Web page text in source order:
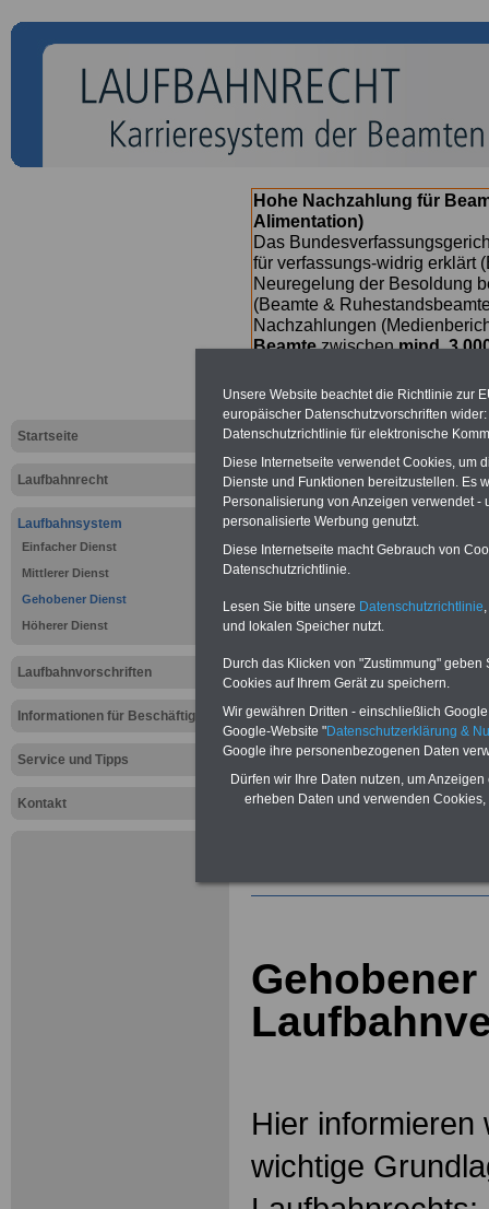
Startseite
Laufbahnrecht
Laufbahnsystem
Einfacher Dienst
Mittlerer Dienst
Gehobener Dienst
Höherer Dienst
Laufbahnvorschriften
Informationen für Beschäftigte
Service und Tipps
Kontakt
Hohe Nachzahlung für
Alimentation)
Das
für verfassungs-widrig erklärt
Neuregelung der Besoldung
(Beamte &
Nachzahlungen
Beamtezwischenmind.
dem Beschluss des
wird - im II. Quartal.2026 >>>
nur 22,50 Euro: Wissenswertesfür
Beamtinnen und Beamte,
sowieBeihilferechtin Bund und
Ländern. Alle drei Bücher sind
auch komplizierte Sachverhalte
verständlich (das wichtige und
ABO fürMitar-beiterinnen und
Mitarbeiter der öffentlichen
Verwaltung).
Hier informieren
wichtige
Unsere Website beachtet die Richtlinie zur
europäischer Datenschutzvorschriften
Datenschutzrichtlinie für elektronische
Diese Internetseite verwendet Cookies, um
Dienste und Funktionen bereitzustellen. Es
Personalisierung von Anzeigen verwendet
personalisierte Werbung genutzt.
Diese Internetseite macht Gebrauch von
Datenschutzrichtlinie.
Lesen Sie bitte unsere Datenschutzrichtlinie
und lokalen Speicher nutzt.
Durch das Klicken von "Zustimmung"
Cookies auf Ihrem Gerät zu speichern.
Wir gewähren Dritten - einschließlich
Google-Website "Datenschutzerklärung &
Google ihre personenbezogenen Daten
Dürfen wir Ihre Daten nutzen, um
erheben Daten und verwenden